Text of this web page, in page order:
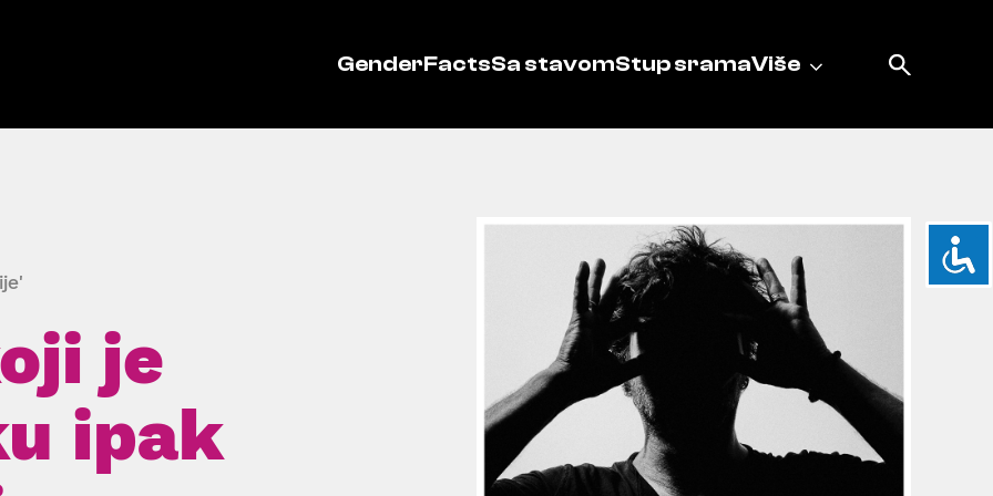
GenderFactsSa stavomStup sramaViše
je
ipak